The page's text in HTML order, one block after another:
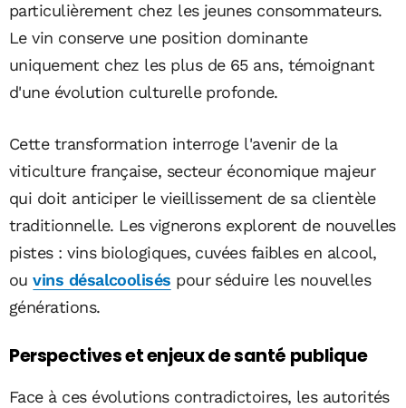
particulièrement chez les jeunes consommateurs.
Le vin conserve une position dominante
uniquement chez les plus de 65 ans, témoignant
d'une évolution culturelle profonde.
Cette transformation interroge l'avenir de la
viticulture française, secteur économique majeur
qui doit anticiper le vieillissement de sa clientèle
traditionnelle. Les vignerons explorent de nouvelles
pistes : vins biologiques, cuvées faibles en alcool,
ouvins désalcoolisés pour séduire les nouvelles
générations.
Perspectives et enjeux de santé publique
Face à ces évolutions contradictoires, les autorités